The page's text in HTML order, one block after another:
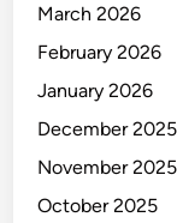
March 2026
February 2026
January 2026
December 2025
November 2025
October 2025